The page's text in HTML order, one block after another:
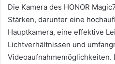
Die Kamera des HONOR
Stärken, darunter eine
Hauptkamera, eine effektive
Lichtverhältnissen und
Videoaufnahmemöglichkeiten.